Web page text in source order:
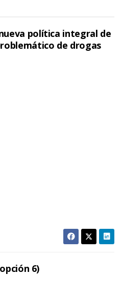
política integral de
de drogas
6)